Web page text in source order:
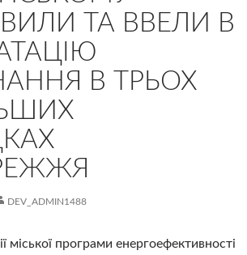
ТА ВВЕЛИ В
В ТРЬОХ
DEV_ADMIN1488
міської програми енергоефективності